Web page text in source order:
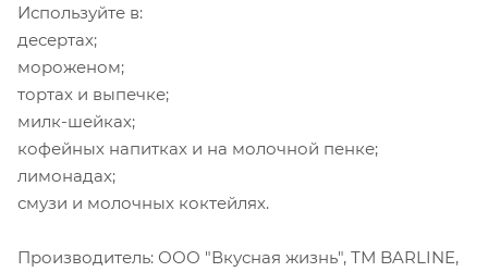
Используйте в:
десертах;
мороженом;
тортах и выпечке;
милк-шейках;
кофейных напитках и на молочной пенке;
лимонадах;
смузи и молочных коктейлях.
Производитель: ООО "Вкусная жизнь", ТМ BARLINE,